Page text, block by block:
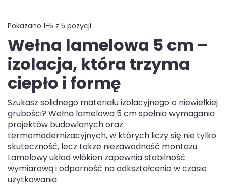
Pokazano 1-5 z 5 pozycji
Wełna lamelowa 5 cm –
izolacja, która trzyma
ciepło i formę
Szukasz solidnego materiału izolacyjnego o niewielkiej
grubości? Wełna lamelowa 5 cm spełnia wymagania
projektów budowlanych oraz
termomodernizacyjnych, w których liczy się nie tylko
skuteczność, lecz także niezawodność montażu.
Lamelowy układ włókien zapewnia stabilność
wymiarową i odporność na odkształcenia w czasie
użytkowania.